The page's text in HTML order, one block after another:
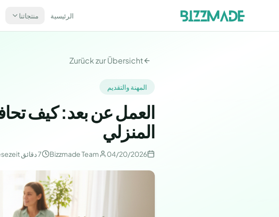
الرئيسية منتجاتنا
Zurück zur Übersicht
المهنة والتقديم
العمل عن بعد: كيف
المنزلي
04/20/2026
Bizzmade Team 7 دقائق